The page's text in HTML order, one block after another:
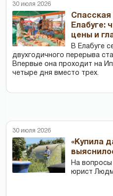
30 июля 2026
Спасская
Елабуге:
цены и
В Елабуге
двухгодичного перерыва
Впервые она проходит на
четыре дня вместо трех.
30 июля 2026
«Купила
На вопросы
юрист